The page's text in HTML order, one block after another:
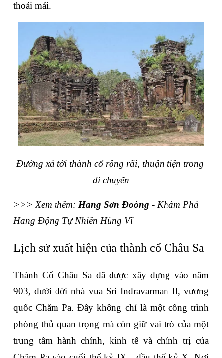
thoải mái.
Đường xá tới thành cổ rộng rãi, thuận tiện trong
di chuyển
>>> Xem thêm: Hang Sơn Đoòng - Khám Phá
Hang Động Tự Nhiên Hùng Vĩ
Lịch sử xuất hiện của thành cổ Châu Sa
Thành Cổ Châu Sa đã được xây dựng vào năm
903, dưới đời nhà vua Sri Indravarman II, vương
quốc Chăm Pa. Đây không chỉ là một công trình
phòng thủ quan trọng mà còn giữ vai trò của một
trung tâm hành chính, kinh tế và chính trị của